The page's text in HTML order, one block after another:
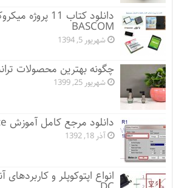
BASCOM
شهریور 5, 1394
چگونه بهترین محصولات
شهریور 25, 1399
دانلود مرجع کامل آموزش OrCAD PSpice
آذر 18, 1392